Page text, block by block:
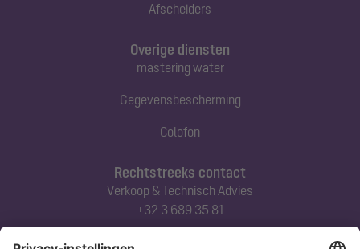
Afscheiders
Rechtstreeks contact
Verkoop & Technisch Advies
+32 3 689 35 81
Overige diensten
mastering water
Gegevensbescherming
Colofon